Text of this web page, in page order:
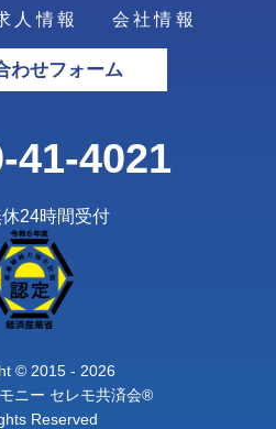
人情報 会社情報
わせフォーム
41-4021
24時間受付
© 2015 - 2026
ニー セレモ共済会®
Reserved